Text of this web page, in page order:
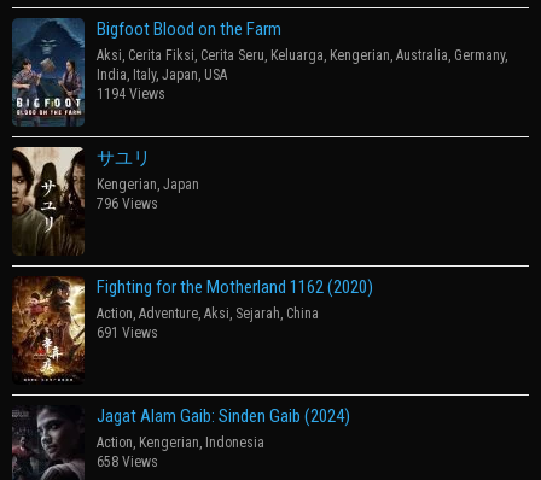
Bigfoot Blood on the Farm
Aksi, Cerita Fiksi, Cerita Seru, Keluarga, Kengerian, Australia, Germany,
India, Italy, Japan, USA
1194 Views
サユリ
Kengerian, Japan
796 Views
Fighting for the Motherland 1162 (2020)
Action, Adventure, Aksi, Sejarah, China
691 Views
Jagat Alam Gaib: Sinden Gaib (2024)
Action, Kengerian, Indonesia
658 Views